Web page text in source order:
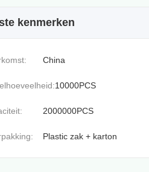
kenmerken
China
10000PCS
2000000PCS
Plastic zak + karton